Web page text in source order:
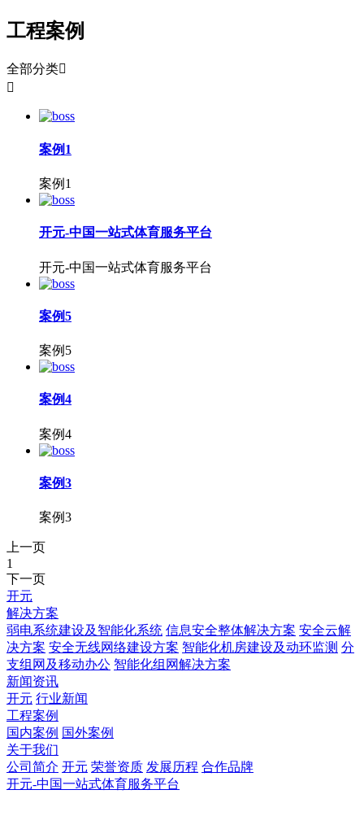
工程案例
全部分类

案例1
案例1
开元-中国一站式体育服务平台
开元-中国一站式体育服务平台
案例5
案例5
案例4
案例4
案例3
案例3
上一页
1
下一页
开元
解决方案
弱电系统建设及智能化系统 信息安全整体解决方案 安全云解
决方案 安全无线网络建设方案 智能化机房建设及动环监测 分
支组网及移动办公 智能化组网解决方案
新闻资讯
开元 行业新闻
工程案例
国内案例 国外案例
关于我们
公司简介 开元 荣誉资质 发展历程 合作品牌
开元-中国一站式体育服务平台